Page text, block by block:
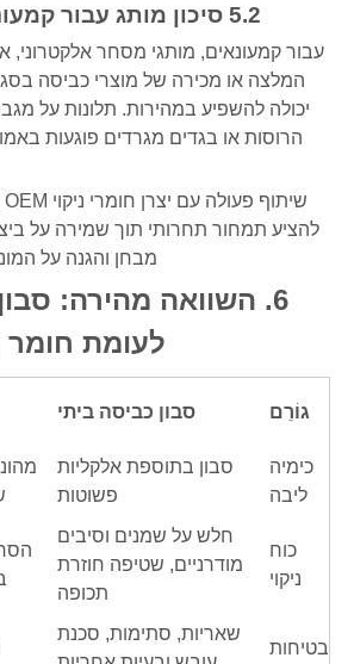
5.2 סיכון מותג עבור קמעונאים וקוני OEM
עבור קמעונאים, מותגי מסחר אלקטרוני,
המלצה או מכירה של מוצרי כביסה
יכולה להשפיע במהירות. תלונות על
הרוסות או בגדים מגרדים פוגעות
להציע תמחור תחרותי תוך שמירה על
מבחן והגנה על
6. השוואה מהירה:
לעומת חומר
גוֹרֵם סבון כביסה ביתי
כימיה
ליבה
סבון בתוספת אלקליות
פשוטות
כוח
ניקוי
חלש על שמנים וסיבים
מודרניים, שטיפה חוזרת
תכופה
בטיחות
שאריות, סתימות, סכנת